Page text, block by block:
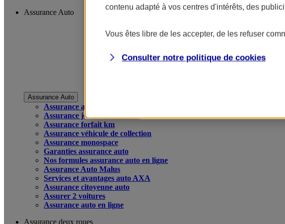
Assurance Auto
Assurance Auto
Assurance auto
Assurance jeune conducteur
Assurance forfait km
Assurance véhicule de collection
Assurance monospace
Garanties assurance auto
Nos formules assurance auto en ligne
Assurance Auto Malus
Services et avantages auto AXA
Assurance citoyenne auto
Assurer 2 voitures
Assurance auto en ligne
Assurance deux roues
contenu adapté à vos centres d'intérêts, des
Vous êtes libre de les accepter, de les refuser
Consulter notre politique de cookies